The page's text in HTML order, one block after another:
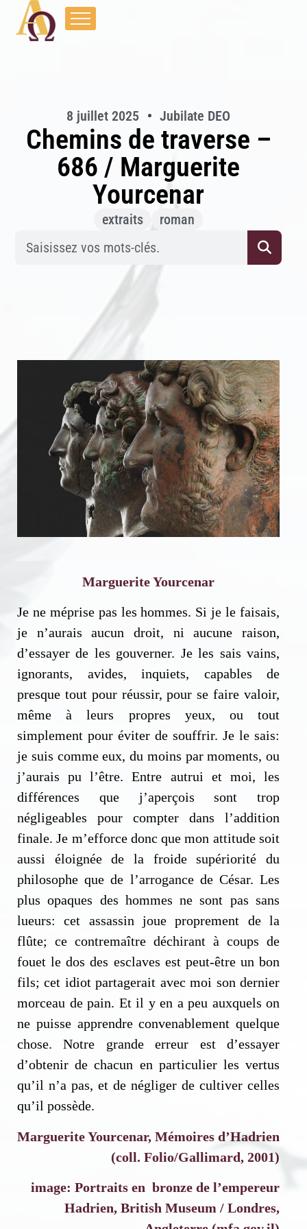
8 juillet 2025 Jubilate DEO
Chemins de traverse –
686 / Marguerite
Yourcenar
extraits roman
Marguerite Yourcenar
Je ne méprise pas les hommes. Si je le faisais,
je n’aurais aucun droit, ni aucune raison,
d’essayer de les gouverner. Je les sais vains,
ignorants, avides, inquiets, capables de
presque tout pour réussir, pour se faire valoir,
même à leurs propres yeux, ou tout
simplement pour éviter de souffrir. Je le sais:
je suis comme eux, du moins par moments, ou
j’aurais pu l’être. Entre autrui et moi, les
différences que j’aperçois sont trop
négligeables pour compter dans l’addition
finale. Je m’efforce donc que mon attitude soit
aussi éloignée de la froide supériorité du
philosophe que de l’arrogance de César. Les
plus opaques des hommes ne sont pas sans
lueurs: cet assassin joue proprement de la
flûte; ce contremaître déchirant à coups de
fouet le dos des esclaves est peut-être un bon
fils; cet idiot partagerait avec moi son dernier
morceau de pain. Et il y en a peu auxquels on
ne puisse apprendre convenablement quelque
chose. Notre grande erreur est d’essayer
d’obtenir de chacun en particulier les vertus
qu’il n’a pas, et de négliger de cultiver celles
qu’il possède.
Marguerite Yourcenar, Mémoires d’Hadrien
(coll. Folio/Gallimard, 2001)
image: Portraits en bronze de l’empereur
Hadrien, British Museum / Londres,